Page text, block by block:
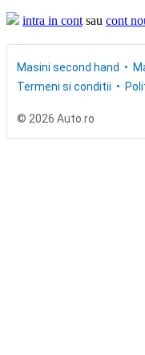
intra in cont sau cont
Masini second hand
Termeni si conditii
© 2026 Auto.ro